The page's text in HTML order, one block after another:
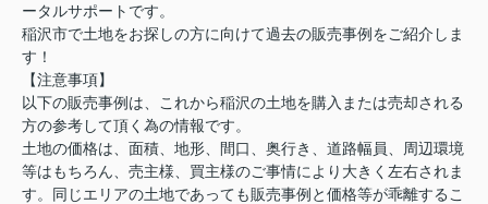
ータルサポートです。
稲沢市で土地をお探しの方に向けて過去の販売事例をご紹介しま
す！
【注意事項】
以下の販売事例は、これから稲沢の土地を購入または売却される
方の参考して頂く為の情報です。
土地の価格は、面積、地形、間口、奥行き、道路幅員、周辺環境
等はもちろん、売主様、買主様のご事情により大きく左右されま
す。同じエリアの土地であっても販売事例と価格等が乖離するこ